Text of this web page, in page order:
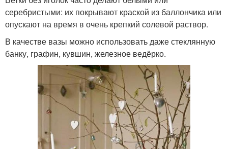
серебристыми: их покрывают краской из баллончика или
опускают на время в очень крепкий солевой раствор.
В качестве вазы можно использовать даже стеклянную
банку, графин, кувшин, железное ведёрко.